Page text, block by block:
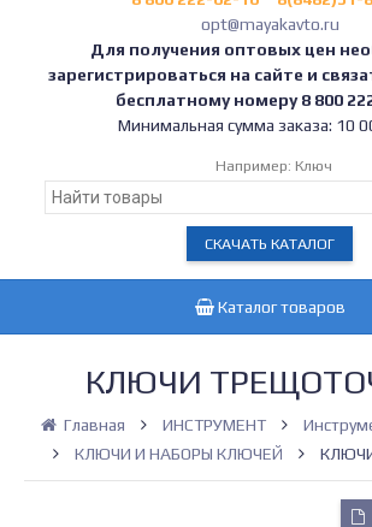
opt@mayakavto.ru
Для получения оптовых цен
зарегистрироваться на сайте и
бесплатному номеру 8 800
Минимальная сумма заказа: 10
Например: Ключ
СКАЧАТЬ КАТАЛОГ
Каталог товаров
КЛЮЧИ
Главная ИНСТРУМЕНТ
КЛЮЧИ И НАБОРЫ КЛЮЧЕЙ